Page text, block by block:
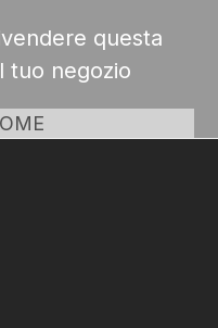
questa
tuo negozio